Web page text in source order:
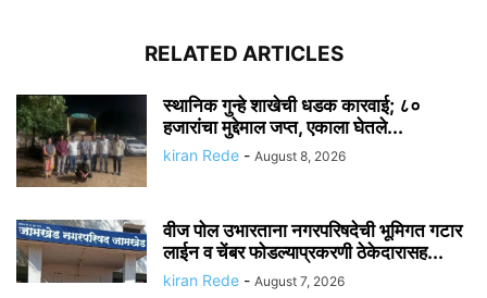
RELATED ARTICLES
स्थानिक गुन्हे शाखेची धडक कारवाई; ८०
हजारांचा मुद्देमाल जप्त, एकाला घेतले...
kiran Rede - August 8, 2026
वीज पोल उभारताना नगरपरिषदेची भूमिगत गटार
लाईन व चेंबर फोडल्याप्रकरणी ठेकेदारासह...
kiran Rede - August 7, 2026